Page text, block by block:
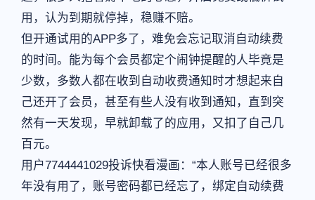
用，认为到期就停掉，稳赚不赔。
但开通试用的APP多了，难免会忘记取消自动续费
的时间。能为每个会员都定个闹钟提醒的人毕竟是
少数，多数人都在收到自动收费通知时才想起来自
己还开了会员，甚至有些人没有收到通知，直到突
然有一天发现，早就卸载了的应用，又扣了自己几
百元。
用户7744441029投诉快看漫画：“本人账号已经很多
年没有用了，账号密码都已经忘了，绑定自动续费